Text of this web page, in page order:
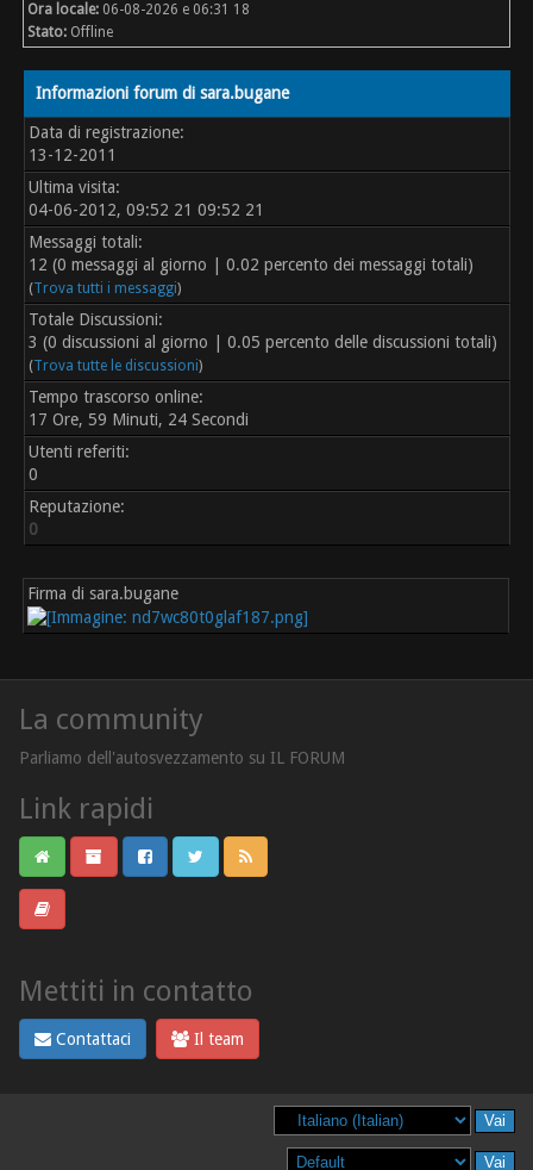
Ora locale: 06-08-2026 e 06:31 18
Stato: Offline
Informazioni forum di sara.bugane
Data di registrazione:
13-12-2011
Ultima visita:
04-06-2012, 09:52 21 09:52 21
Messaggi totali:
12 (0 messaggi al giorno | 0.02 percento dei messaggi totali)
(Trova tutti i messaggi)
Totale Discussioni:
3 (0 discussioni al giorno | 0.05 percento delle discussioni totali)
(Trova tutte le discussioni)
Tempo trascorso online:
17 Ore, 59 Minuti, 24 Secondi
Utenti referiti:
0
Reputazione:
0
Firma di sara.bugane
La community
Parliamo dell'autosvezzamento su IL FORUM
Link rapidi
Mettiti in contatto
Contattaci Il team